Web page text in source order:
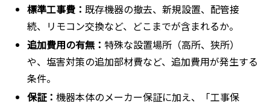
標準工事費：既存機器の撤去、新規設置、配管接
続、リモコン交換など、どこまでが含まれるか。
追加費用の有無： 特殊な設置場所（高所、狭所）
や、塩害対策の追加部材費など、追加費用が発生する
条件。
保証：機器本体のメーカー保証に加え、「工事保